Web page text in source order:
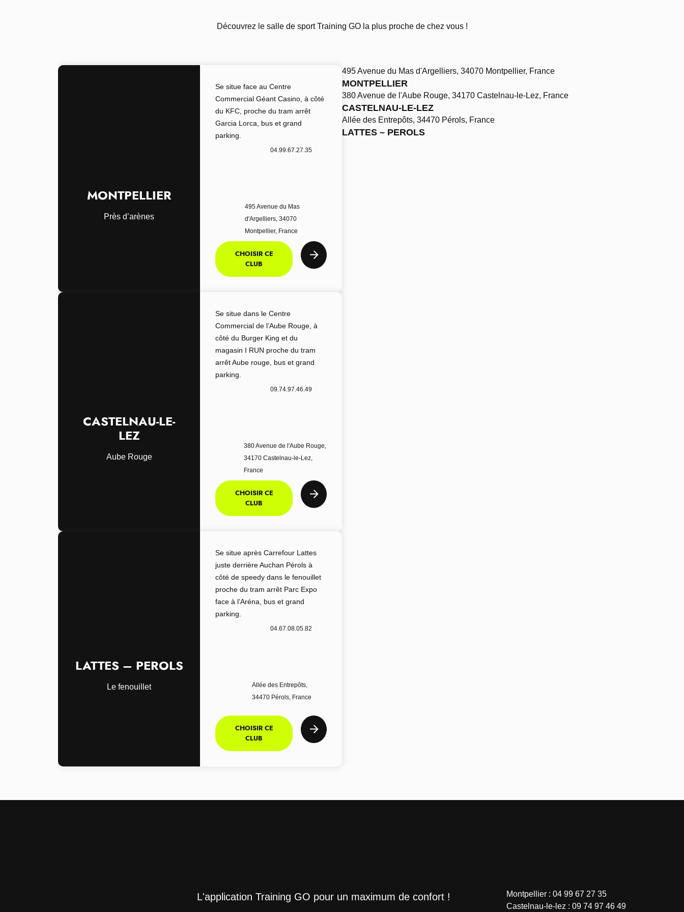
Découvrez le salle de sport Training GO la plus proche de chez vous !
MONTPELLIER
Près d’arènes
Se situe face au Centre
Commercial Géant Casino, à côté
du KFC, proche du tram arrêt
Garcia Lorca, bus et grand
parking.
04.99.67.27.35
495 Avenue du Mas
d'Argelliers, 34070
Montpellier, France
CHOISIR CE
CLUB
CASTELNAU-LE-
LEZ
Aube Rouge
Se situe dans le Centre
Commercial de l’Aube Rouge, à
côté du Burger King et du
magasin I RUN proche du tram
arrêt Aube rouge, bus et grand
parking.
09.74.97.46.49
380 Avenue de l'Aube Rouge,
34170 Castelnau-le-Lez,
France
CHOISIR CE
CLUB
LATTES – PEROLS
Le fenouillet
Se situe après Carrefour Lattes
juste derrière Auchan Pérols à
côté de speedy dans le fenouillet
proche du tram arrêt Parc Expo
face à l’Aréna, bus et grand
parking.
04.67.08.05.82
Allée des Entrepôts,
34470 Pérols, France
CHOISIR CE
CLUB
495 Avenue du Mas d'Argelliers, 34070 Montpellier, France
MONTPELLIER
380 Avenue de l'Aube Rouge, 34170 Castelnau-le-Lez, France
CASTELNAU-LE-LEZ
Allée des Entrepôts, 34470 Pérols, France
LATTES – PEROLS
L'application Training GO pour un maximum de confort !
Montpellier : 04 99 67 27 35
Castelnau-le-lez : 09 74 97 46 49